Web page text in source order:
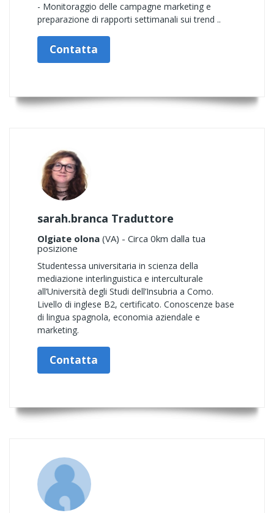
- Monitoraggio delle campagne marketing e
preparazione di rapporti settimanali sui trend ..
Contatta
sarah.branca Traduttore
Olgiate olona (VA) - Circa 0km dalla tua
posizione
Studentessa universitaria in scienza della
mediazione interlinguistica e interculturale
all’Università degli Studi dell’Insubria a Como.
Livello di inglese B2, certificato. Conoscenze base
di lingua spagnola, economia aziendale e
marketing.
Contatta